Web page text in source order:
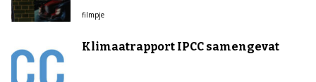
filmpje
Klimaatrapport IPCC samengevat